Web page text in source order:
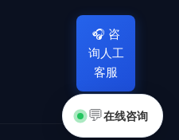
🎧 咨
询人工
客服
💬在线咨询